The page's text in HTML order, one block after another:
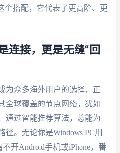
个搭配，它代表了更高阶、更
连接，更是无缝“回
为众多海外用户的选择，正
全球覆盖的节点网络，犹如
通过智能推荐算法，总能为
。无论你是Windows PC用
开Android手机或iPhone， 番